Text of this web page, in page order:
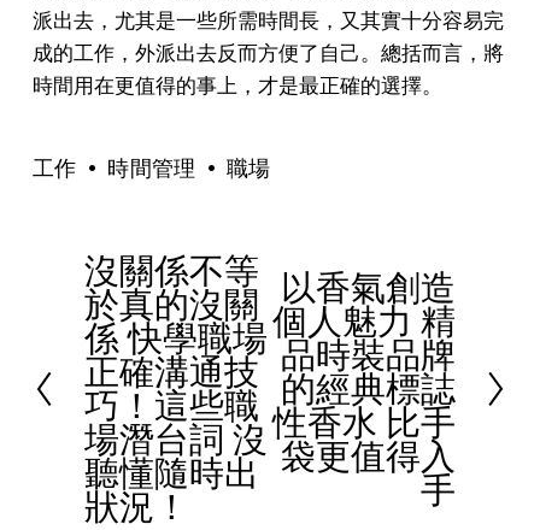
派出去，尤其是一些所需時間長，又其實十分容易完
成的工作，外派出去反而方便了自己。總括而言，將
時間用在更值得的事上，才是最正確的選擇。
工作 時間管理 職場
P
r
e
v
i
o
u
s
沒關係不等
於真的沒關
係 快學職場
正確溝通技
巧！這些職
場潛台詞 沒
聽懂隨時出
狀況！
e
以香氣創造
個人魅力 精
品時裝品牌
的經典標誌
性香水 比手
袋更值得入
手